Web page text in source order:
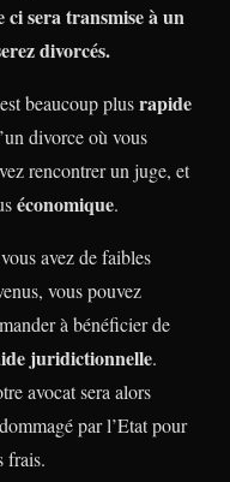
sera transmise à un
divorcés.
beaucoup plusrapide
divorce où vous
rencontrer un juge, et
économique.
avez de faibles
vous pouvez
à bénéficier de
juridictionnelle.
avocat sera alors
par l’Etat pour
frais.